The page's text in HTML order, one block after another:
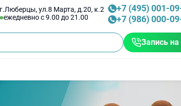
г.Люберцы, ул.8 Марта, д.20, к.2
ежедневно с 9.00 до 21.00
+7 (495) 001-
+7 (986) 000-
Запись